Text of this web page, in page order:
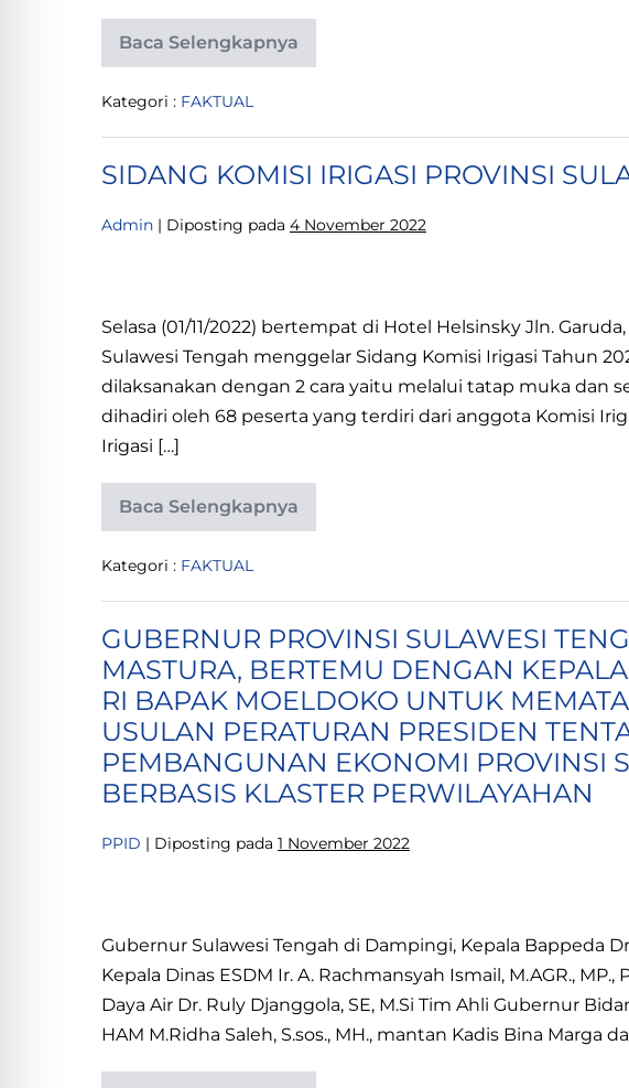
Baca Selengkapnya
DESK
PERENCANAAN
BARANG/JASA
Kategori : FAKTUAL
SIDANG KOMISI IRIGASI PROVINSI
Admin | Diposting pada 4 November 2022
IRIGASI
PROVINSI
SULAWESI
TENGAH
Selasa (01/11/2022) bertempat di Hotel Helsinsky Jln.
Sulawesi Tengah menggelar Sidang Komisi Irigasi Tahun
dilaksanakan dengan 2 cara yaitu melalui tatap muka dan
dihadiri oleh 68 peserta yang terdiri dari anggota Komisi
Irigasi […]
Baca Selengkapnya
SIDANG
KOMISI
PROVINSI
TENGAH
Kategori : FAKTUAL
GUBERNUR PROVINSI SULAWESI
MASTURA, BERTEMU DENGAN
RI BAPAK MOELDOKO UNTUK
USULAN PERATURAN PRESIDEN
PEMBANGUNAN EKONOMI PROVINSI
BERBASIS KLASTER PERWILAYAHAN
PPID | Diposting pada 1 November 2022
SULAWESI
TENGAH
H.
RUSDY
MASTURA,
Gubernur Sulawesi Tengah di Dampingi, Kepala Bappeda
Kepala Dinas ESDM Ir. A. Rachmansyah Ismail, M.AGR.,
Daya Air Dr. Ruly Djanggola, SE, M.Si Tim Ahli Gubernur
HAM M.Ridha Saleh, S.sos., MH., mantan Kadis Bina Marga